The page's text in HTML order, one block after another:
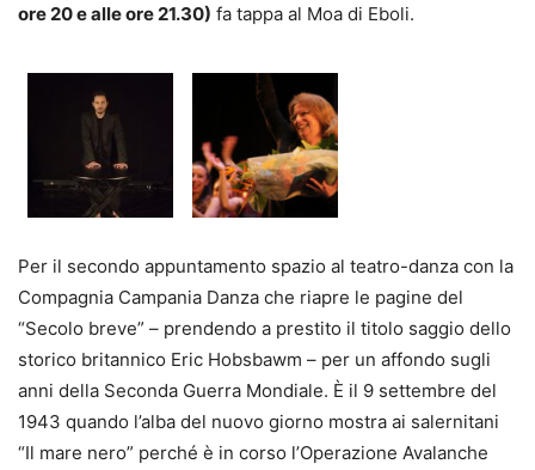
ore 20 e alle ore 21.30) fa tappa al Moa di Eboli.
Per il secondo appuntamento spazio al teatro-danza con la
Compagnia Campania Danza che riapre le pagine del
“Secolo breve” – prendendo a prestito il titolo saggio dello
storico britannico Eric Hobsbawm – per un affondo sugli
anni della Seconda Guerra Mondiale. È il 9 settembre del
1943 quando l’alba del nuovo giorno mostra ai salernitani
“Il mare nero” perché è in corso l’Operazione Avalanche